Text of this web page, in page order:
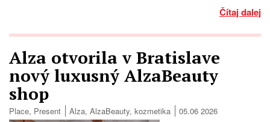
Čítaj dalej
Alza otvorila v Bratislave
nový luxusný AlzaBeauty
shop
Place, Present Alza, AlzaBeauty, kozmetika 05.06 2026